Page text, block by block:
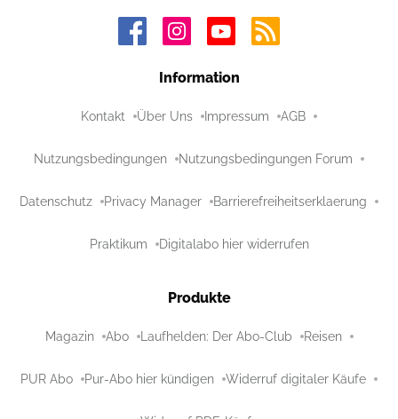
Information
Kontakt Über Uns Impressum AGB
Nutzungsbedingungen Nutzungsbedingungen Forum
Datenschutz Privacy Manager Barrierefreiheitserklaerung
Praktikum Digitalabo hier widerrufen
Produkte
Magazin Abo Laufhelden: Der Abo-Club Reisen
PUR Abo Pur-Abo hier kündigen Widerruf digitaler Käufe